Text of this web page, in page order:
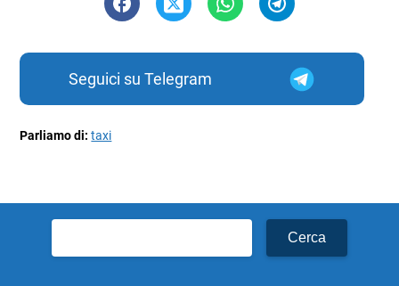
Seguici su Telegram
Parliamo di:taxi
per: